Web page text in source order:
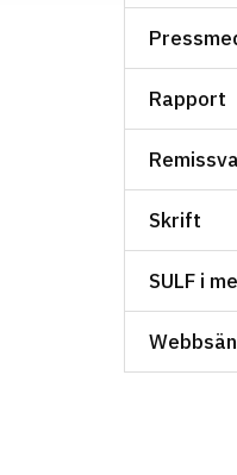
Rapport
Skrift
SULF i